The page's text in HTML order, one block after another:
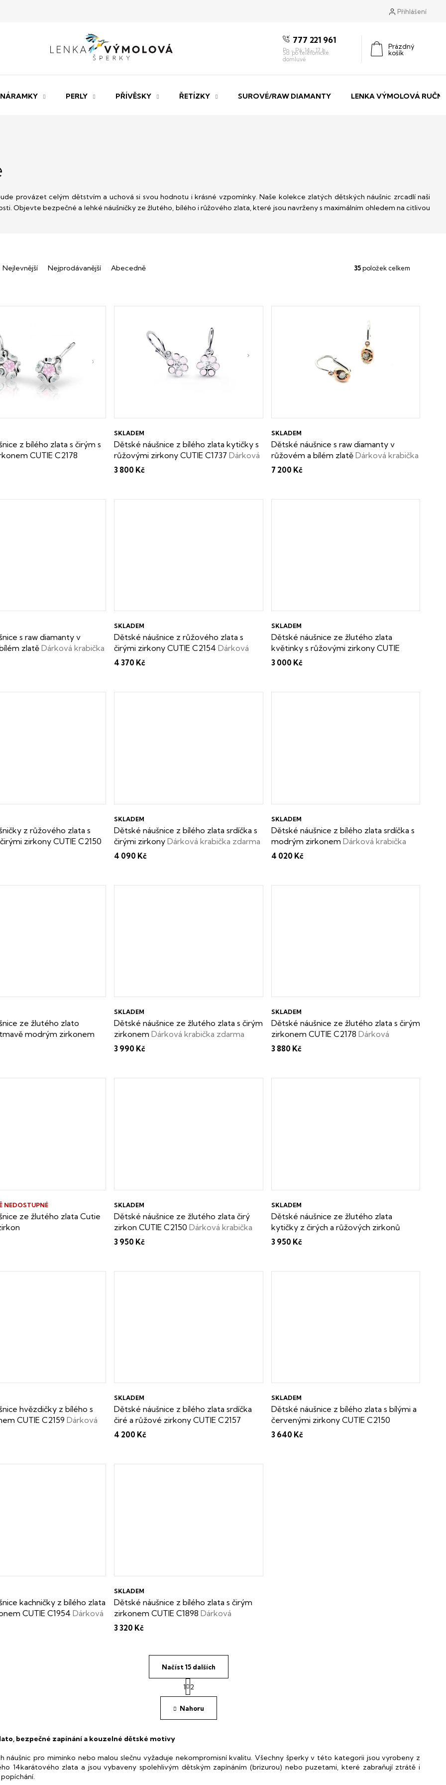
Přihlášení
777 221 961
Nákupní
košík
Prázdný
košík
NÁRAMKY PERLY PŘÍVĚSKY ŘETÍZKY SUROVÉ/RAW DIAMANTY LENKA VÝMOLOVÁ
provázet celým dětstvím a uchová si svou hodnotu i krásné vzpomínky. Naše kolekce zlatých dětských náušnic zrcadlí naši
Objevte bezpečné a lehké náušničky ze žlutého, bílého i růžového zlata, které jsou navrženy s maximálním ohledem na citlivou
Nejlevnější Nejprodávanější Abecedně 35položek celkem
z bílého zlata s čirým s
CUTIE C2178
zdarma
Dětské náušnice z bílého zlata kytičky s
růžovými zirkony CUTIE C1737Dárková
krabička zdarma
SKLADEM
3 800 Kč
Dětské náušnice s raw diamanty v
růžovém a bílém zlatě Dárková krabička
a certifikát o pravosti raw diamantu
SKLADEM
7 200 Kč
s raw diamanty v
zlatě Dárková krabička
pravosti raw diamantu
Dětské náušnice z růžového zlata s
čirými zirkony CUTIE C2154Dárková
krabička zdarma
SKLADEM
4 370 Kč
Dětské náušnice ze žlutého zlata
květinky s růžovými zirkony CUTIE
C2261Dárková krabička zdarma
SKLADEM
3 000 Kč
z růžového zlata s
zirkony CUTIE C2150
zdarma
Dětské náušnice z bílého zlata srdíčka s
čirými zirkonyDárková krabička zdarma
SKLADEM
4 090 Kč
Dětské náušnice z bílého zlata srdíčka s
modrým zirkonem Dárková krabička
zdarma
SKLADEM
4 020 Kč
ze žlutého zlato
modrým zirkonem
zdarma
Dětské náušnice ze žlutého zlata s čirým
zirkonemDárková krabička zdarma
SKLADEM
3 990 Kč
Dětské náušnice ze žlutého zlata s čirým
zirkonem CUTIE C2178 Dárková
krabička zdarma
SKLADEM
3 880 Kč
ze žlutého zlata Cutie
NEDOSTUPNÉ
Dětské náušnice ze žlutého zlata čirý
zirkon CUTIE C2150Dárková krabička
zdarma
SKLADEM
3 950 Kč
Dětské náušnice ze žlutého zlata
kytičky z čirých a růžových zirkonů
CUTIE C2150
SKLADEM
3 950 Kč
hvězdičky z bílého s
CUTIE C2159 Dárková
Dětské náušnice z bílého zlata srdíčka
čiré a růžové zirkony CUTIE C2157
Dárková krabička zdarma
SKLADEM
4 200 Kč
Dětské náušnice z bílého zlata s bílými a
červenými zirkony CUTIE C2150
Dárková krabička zdarma
SKLADEM
3 640 Kč
kachničky z bílého zlata
CUTIE C1954 Dárková
Dětské náušnice z bílého zlata s čirým
zirkonem CUTIE C1898Dárková
krabička zdarma
SKLADEM
3 320 Kč
O
v
l
á
í
p
Načíst 15 dalších
S
t
r
á
n
í
1 2
Nahoru
bezpečné zapínání a kouzelné dětské motivy
náušnic pro miminko nebo malou slečnu vyžaduje nekompromisní kvalitu. Všechny šperky v této kategorii jsou vyrobeny z
14karátového zlata a jsou vybaveny spolehlivým dětským zapínáním (brizurou) nebo puzetami, které zabraňují ztrátě i